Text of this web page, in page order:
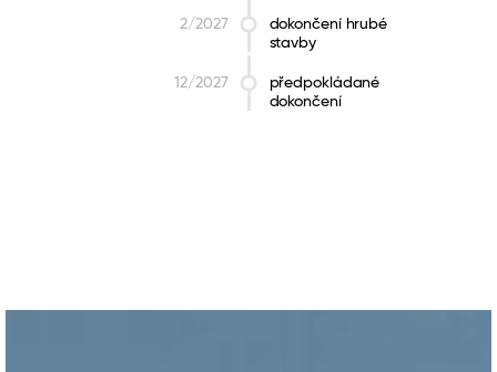
dokončení hrubé
stavby
2/2027
předpokládané
dokončení
12/2027